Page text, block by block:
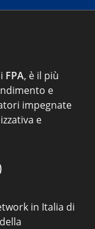
FPA, è il più
e
impegnate
e
in Italia di